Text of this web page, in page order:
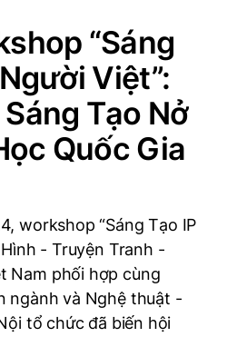
“Sáng
Việt”:
Tạo Nở
Quốc Gia
workshop “Sáng Tạo IP
- Truyện Tranh -
Nam phối hợp cùng
ngành và Nghệ thuật -
tổ chức đã biến hội